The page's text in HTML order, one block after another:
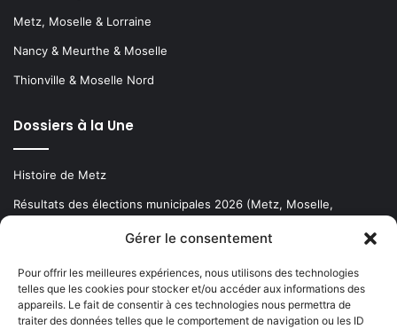
Gérer le consentement
Pour offrir les meilleures expériences, nous utilisons des technologies
telles que les cookies pour stocker et/ou accéder aux informations des
appareils. Le fait de consentir à ces technologies nous permettra de
traiter des données telles que le comportement de navigation ou les ID
Metz, Moselle & Lorraine
Nancy & Meurthe & Moselle
Thionville & Moselle Nord
Dossiers à la Une
Histoire de Metz
Résultats des élections municipales 2026 (Metz, Moselle,
Newsletter gratuite